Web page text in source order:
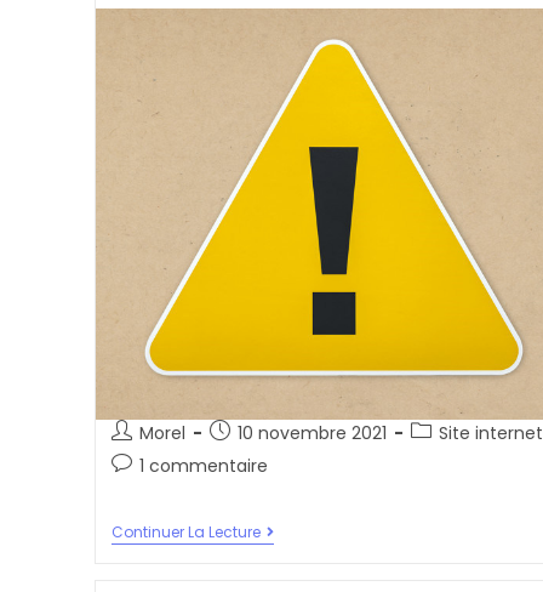
Auteur/autrice
de
Morel
Post
published:
10 novembre 2021
PostSite internet
Post1 commentaire
Continuer La LectureLa
Maintenance